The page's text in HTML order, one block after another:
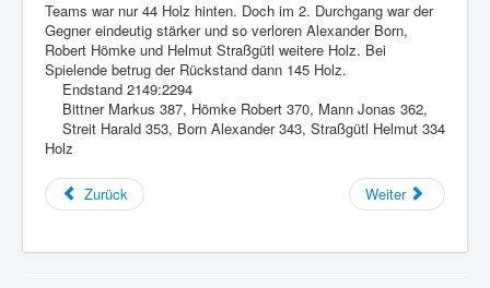
Teams war nur 44 Holz hinten. Doch im 2. Durchgang war der
Gegner eindeutig stärker und so verloren Alexander Born,
Robert Hömke und Helmut Straßgütl weitere Holz. Bei
Spielende betrug der Rückstand dann 145 Holz.
Endstand 2149:2294
Bittner Markus 387, Hömke Robert 370, Mann Jonas 362,
Streit Harald 353, Born Alexander 343, Straßgütl Helmut 334
Holz
Zurück Weiter